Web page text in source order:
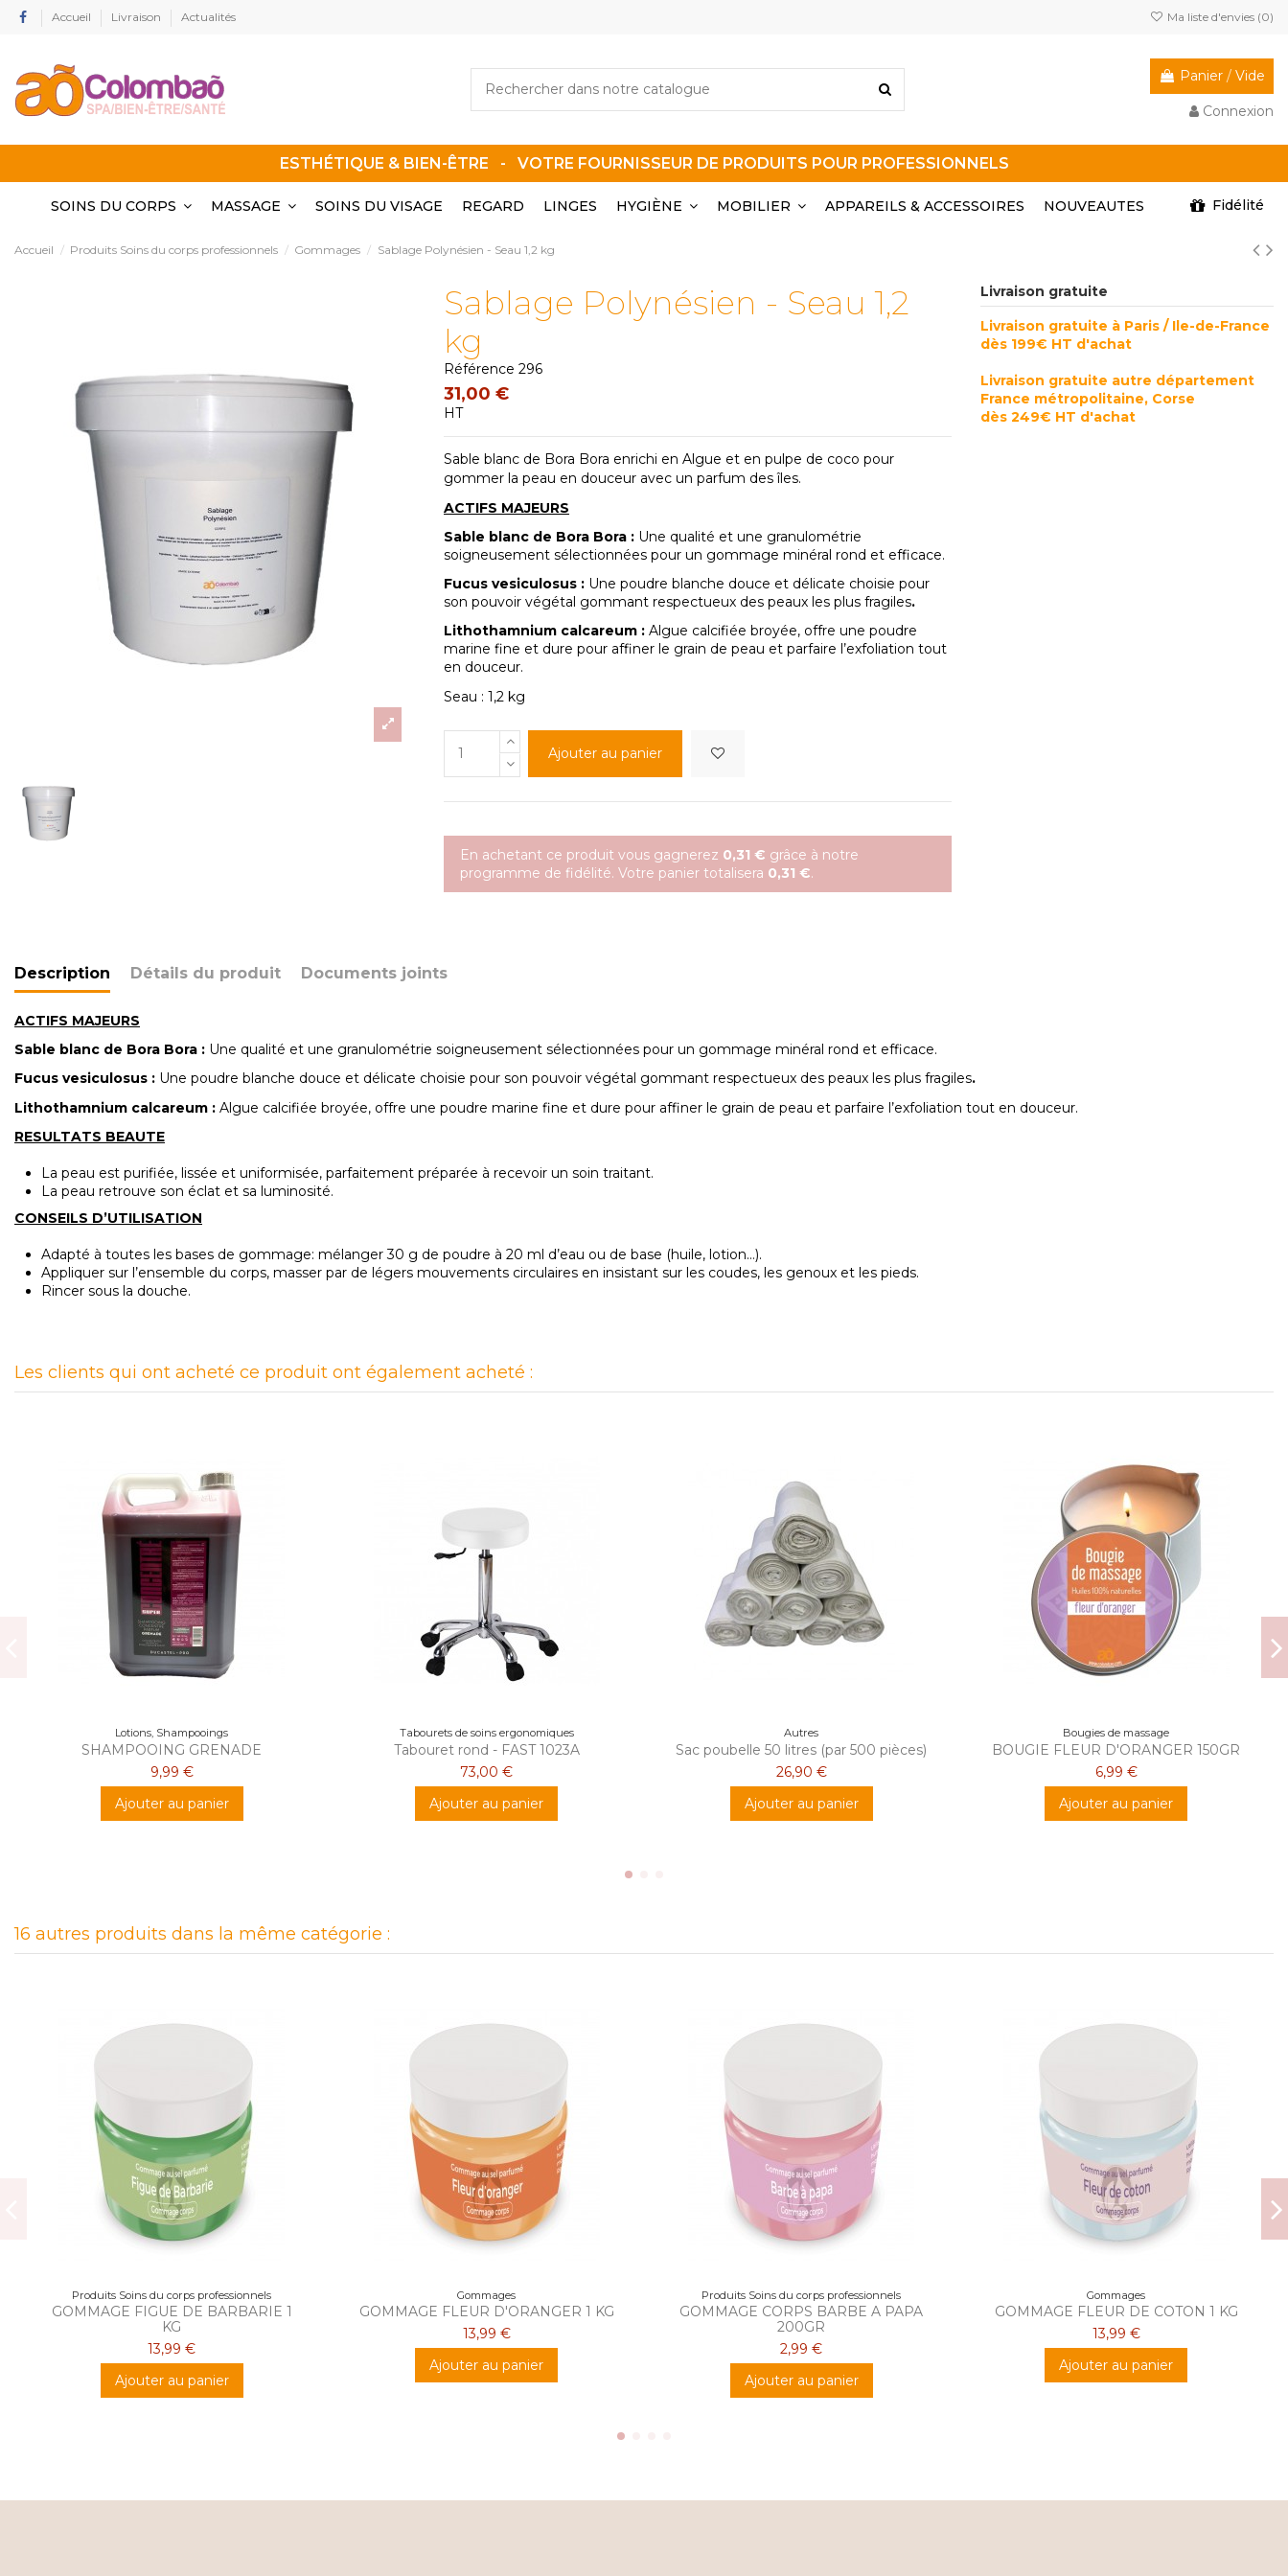
Accueil Livraison Actualités Ma liste d'envies (0)
Panier / Vide
Connexion
ESTHÉTIQUE & BIEN-ÊTRE - VOTRE FOURNISSEUR DE PRODUITS POUR PROFESSIONNELS
SOINS DU CORPS MASSAGE SOINS DU VISAGE REGARD LINGES HYGIÈNE MOBILIER APPAREILS & ACCESSOIRES Fidélité
NOUVEAUTES
Accueil Produits Soins du corps professionnels Gommages Sablage Polynésien - Seau 1,2 kg
Sablage Polynésien - Seau 1,2
kg
Référence 296
31,00 €
HT
Sable blanc de Bora Bora enrichi en Algue et en pulpe de coco pour
gommer la peau en douceur avec un parfum des îles.
ACTIFS MAJEURS
Sable blanc de Bora Bora : Une qualité et une granulométrie
soigneusement sélectionnées pour un gommage minéral rond et efficace.
Fucus vesiculosus :Une poudre blanche douce et délicate choisie pour
son pouvoir végétal gommant respectueux des peaux les plus fragiles.
Lithothamnium calcareum: Algue calcifiée broyée, offre une poudre
marine fine et dure pour affiner le grain de peau et parfaire l’exfoliation tout
en douceur.
Seau : 1,2 kg
Ajouter au panier
En achetant ce produit vous gagnerez 0,31 € grâce à notre
programme de fidélité. Votre panier totalisera 0,31 €.
Livraison gratuite
Livraison gratuite à Paris / Ile-de-France
dès 199€ HT d'achat
Livraison gratuite autre département
France métropolitaine, Corse
dès 249€ HT d'achat
Description Détails du produit Documents joints
ACTIFS MAJEURS
Sable blanc de Bora Bora : Une qualité et une granulométrie soigneusement sélectionnées pour un gommage minéral rond et efficace.
Fucus vesiculosus : Une poudre blanche douce et délicate choisie pour son pouvoir végétal gommant respectueux des peaux les plus fragiles.
Lithothamnium calcareum : Algue calcifiée broyée, offre une poudre marine fine et dure pour affiner le grain de peau et parfaire l’exfoliation tout en douceur.
RESULTATS BEAUTE
La peau est purifiée, lissée et uniformisée, parfaitement préparée à recevoir un soin traitant.
La peau retrouve son éclat et sa luminosité.
CONSEILS D’UTILISATION
Adapté à toutes les bases de gommage: mélanger 30 g de poudre à 20 ml d’eau ou de base (huile, lotion…).
Appliquer sur l’ensemble du corps, masser par de légers mouvements circulaires en insistant sur les coudes, les genoux et les pieds.
Rincer sous la douche.
Les clients qui ont acheté ce produit ont également acheté :
Lotions, Shampooings
SHAMPOOING GRENADE
9,99 €
Ajouter au panier
Tabourets de soins ergonomiques
Tabouret rond - FAST 1023A
73,00 €
Ajouter au panier
Autres
Sac poubelle 50 litres (par 500 pièces)
26,90 €
Ajouter au panier
Bougies de massage
BOUGIE FLEUR D'ORANGER 150GR
6,99 €
Ajouter au panier
16 autres produits dans la même catégorie :
Produits Soins du corps professionnels
GOMMAGE FIGUE DE BARBARIE 1
KG
13,99 €
Ajouter au panier
Gommages
GOMMAGE FLEUR D'ORANGER 1 KG
13,99 €
Ajouter au panier
Produits Soins du corps professionnels
GOMMAGE CORPS BARBE A PAPA
200GR
2,99 €
Ajouter au panier
Gommages
GOMMAGE FLEUR DE COTON 1 KG
13,99 €
Ajouter au panier